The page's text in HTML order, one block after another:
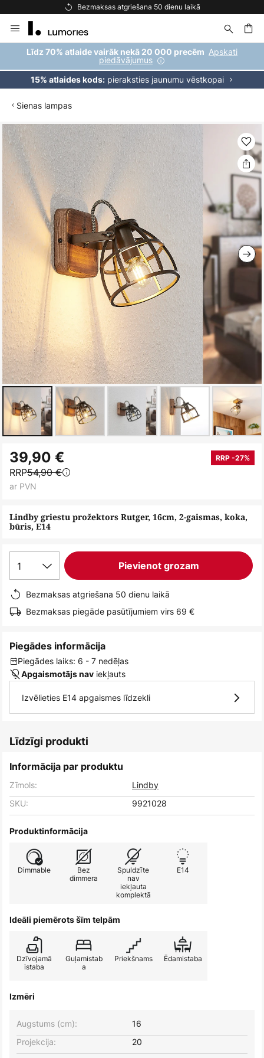
Bezmaksas atgriešana 50 dienu laikā
to
Content
Līdz 70% atlaide vairāk nekā 20 000 precēm Apskati
piedāvājumus
15% atlaides kods:pieraksties jaunumu vēstkopai
Sienas lampas
Iet
uz
galerijas
beigām
uz
galerijas
sākumu
Lindby griestu prožektors Rutger, 16cm, 2-gaismas, koka,
būris, E14
39,90 € RRP -27%
RRP54,90 €
ar PVN
1 Pievienot grozam
Bezmaksas atgriešana 50 dienu laikā
Bezmaksas piegāde pasūtījumiem virs 69 €
Piegādes informācija
Piegādes laiks: 6 - 7 nedēļas
Apgaismotājs nav iekļauts
Izvēlieties E14 apgaismes līdzekli
Līdzīgi produkti
Informācija par produktu
Zīmols:
Lindby
SKU:
9921028
Produktinformācija
Dimmable
Bez
dimmera
Spuldzīte
nav
iekļauta
komplektā
E14
Ideāli piemērots šīm telpām
Dzīvojamā
istaba
Guļamistab
a
Priekšnams Ēdamistaba
Izmēri
Augstums (cm):
16
Projekcija:
20